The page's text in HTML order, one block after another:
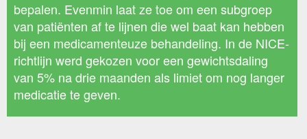
bepalen. Evenmin laat ze toe om een subgroep
van patiënten af te lijnen die wel baat kan hebben
bij een medicamenteuze behandeling. In de NICE-
richtlijn werd gekozen voor een gewichtsdaling
van 5% na drie maanden als limiet om nog langer
medicatie te geven.